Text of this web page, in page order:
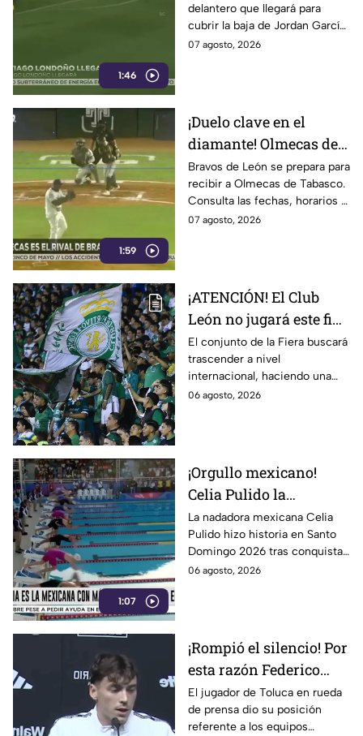
1:46
García; sus números
generan DUDAS
delantero que llegará para
cubrir la baja de Jordan García.
Se trata del colombiano
07 agosto, 2026
1:59
¡Duelo clave en el
diamante! Olmecas de
Tabasco se mide contra
Bravos de León
Bravos de León se prepara para
recibir a Olmecas de Tabasco.
Consulta las fechas, horarios y
dónde ver esta vibrante serie
07 agosto, 2026
¡ATENCIÓN! El Club
León no jugará este fin
de semana en la Liga
MX; ¿cuándo vuelve?
El conjunto de la Fiera buscará
trascender a nivel
internacional, haciendo una
pausa en la liga.
06 agosto, 2026
1:07
¡Orgullo mexicano!
Celia Pulido la
nadadora leonesa hace
historia en los Juegos
Centroamericanos
La nadadora mexicana Celia
Pulido hizo historia en Santo
Domingo 2026 tras conquistar
11 medallas en una sola edición.
06 agosto, 2026
¡Rompió el silencio! Por
esta razón Federico
Viñas no vino al Club
León
El jugador de Toluca en rueda
de prensa dio su posición
referente a los equipos